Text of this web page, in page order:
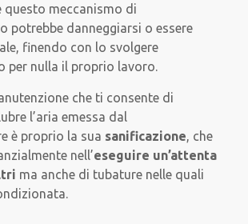
questo meccanismo di
potrebbe danneggiarsi o essere
finendo con lo svolgere
per nulla il proprio lavoro.
che ti consente di
l’aria emessa dal
è proprio la sua sanificazione, che
nell’eseguire un’attenta
ma anche di tubature nelle quali